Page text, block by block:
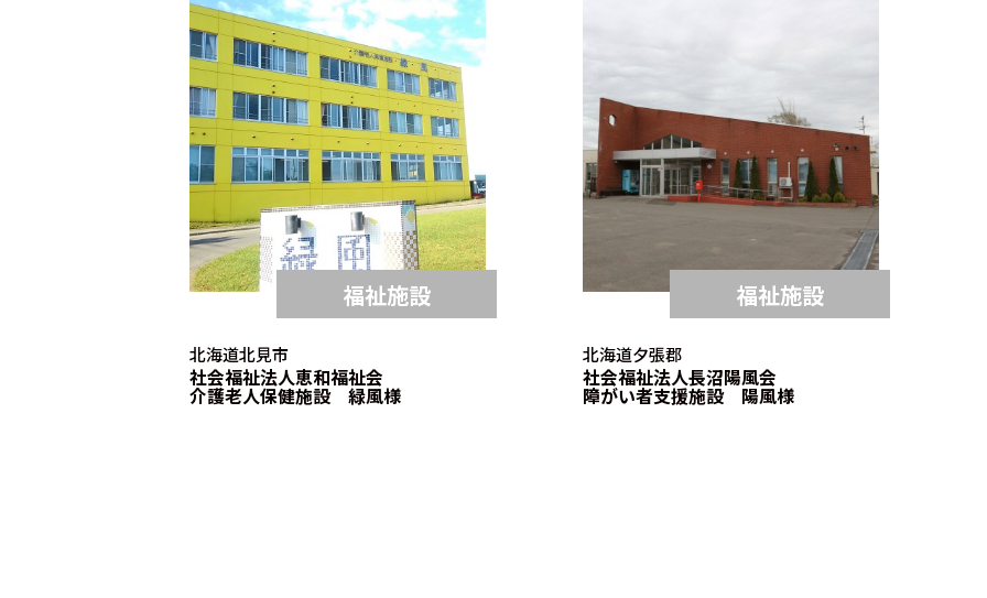
福祉施設
北海道北見市
社会福祉法人恵和福祉会
介護老人保健施設 緑風様
福祉施設
北海道夕張郡
社会福祉法人長沼陽風会
障がい者支援施設 陽風様